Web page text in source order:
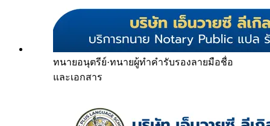
ทนายอนุตรีย์·ทนายผู้ทำคำรับรองลายมือชื่อ
และเอกสาร